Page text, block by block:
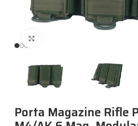
Porta Magazine Rifle